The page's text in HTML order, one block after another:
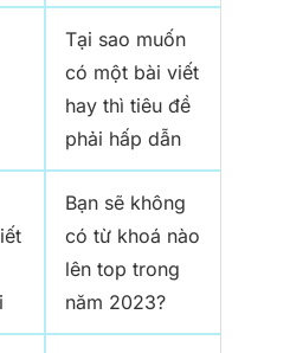
Tại sao muốn
có một bài viết
hay thì tiêu đề
phải hấp dẫn
Bạn sẽ không
có từ khoá nào
lên top trong
năm 2023?